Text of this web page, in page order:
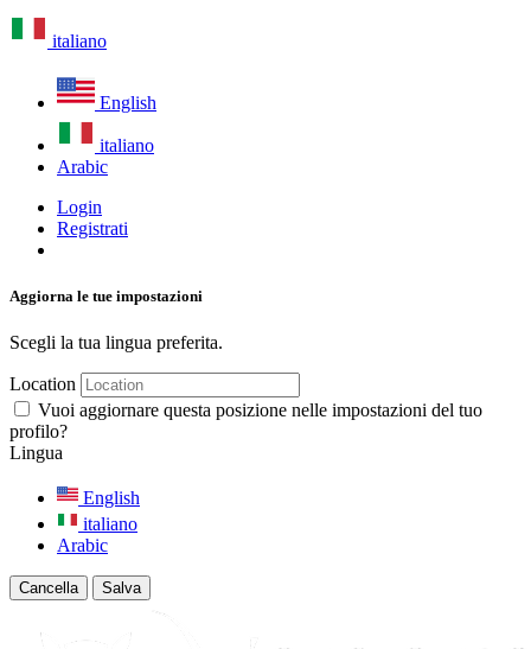
italiano
English
italiano
Arabic
Login
Registrati
Aggiorna le tue impostazioni
Scegli la tua lingua preferita.
Location
Vuoi aggiornare questa posizione nelle impostazioni del tuo
profilo?
Lingua
English
italiano
Arabic
Cancella Salva